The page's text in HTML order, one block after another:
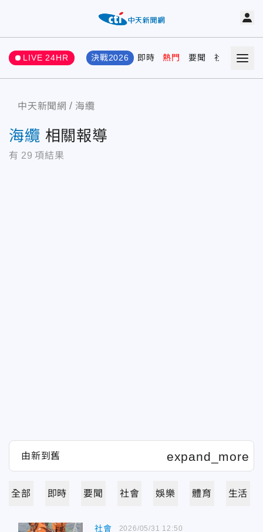
LIVE 24HR 決戰2026 即時 熱門 要聞 社會 娛樂
中天新聞網 海纜
海纜 相關報導
有 29 項結果
全部 即時 要聞 社會 娛樂 體育 生活
社會 2026/05/31 12:50